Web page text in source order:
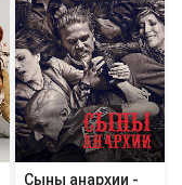
Сыны анархии -